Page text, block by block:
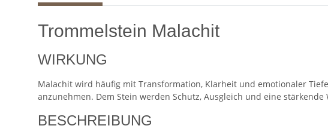
Trommelstein Malachit
WIRKUNG
Malachit wird häufig mit Transformation, Klarheit und emotionaler
anzunehmen. Dem Stein werden Schutz, Ausgleich und eine
BESCHREIBUNG